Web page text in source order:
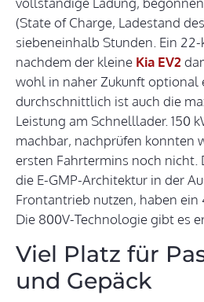
(State of Charge, Ladestand
siebeneinhalb Stunden. Ein
nachdem der kleine Kia EV2
wohl in naher Zukunft optional
durchschnittlich ist auch die
Leistung am Schnelllader. 150
machbar, nachprüfen konnten
ersten Fahrtermins noch nicht.
die E-GMP-Architektur in der
Frontantrieb nutzen, haben
Die 800V-Technologie gibt es
Viel Platz für
und Gepäck